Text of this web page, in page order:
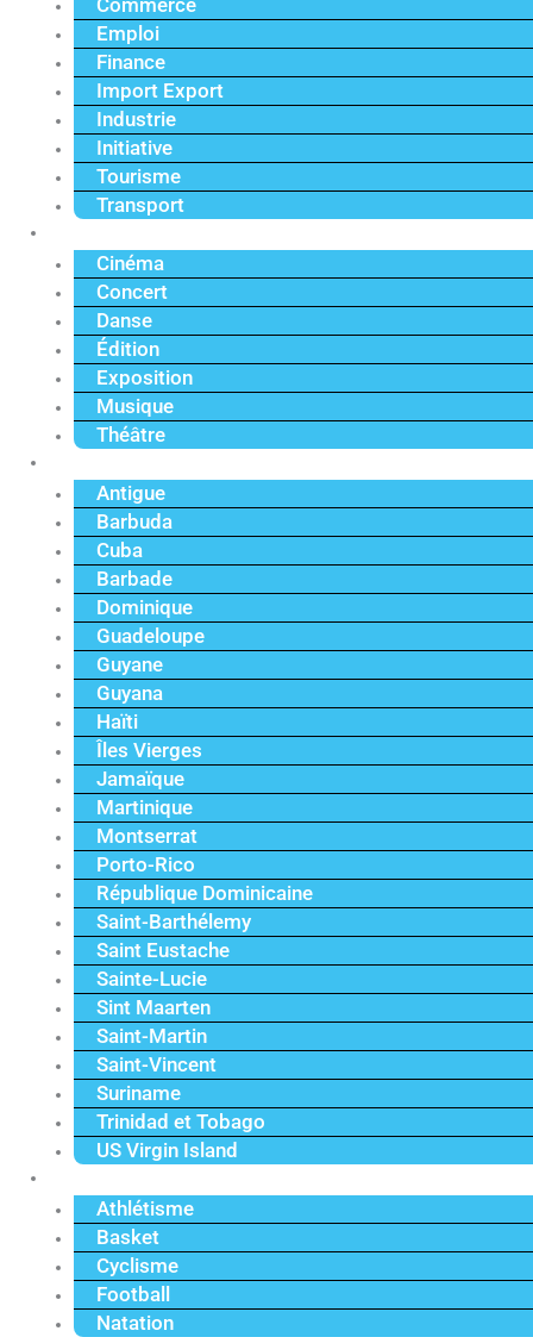
Commerce
Emploi
Finance
Import Export
Industrie
Initiative
Tourisme
Transport
Cinéma
Concert
Danse
Édition
Exposition
Musique
Théâtre
Antigue
Barbuda
Cuba
Barbade
Dominique
Guadeloupe
Guyane
Guyana
Haïti
Îles Vierges
Jamaïque
Martinique
Montserrat
Porto-Rico
République Dominicaine
Saint-Barthélemy
Saint Eustache
Sainte-Lucie
Sint Maarten
Saint-Martin
Saint-Vincent
Suriname
Trinidad et Tobago
US Virgin Island
Athlétisme
Basket
Cyclisme
Football
Natation